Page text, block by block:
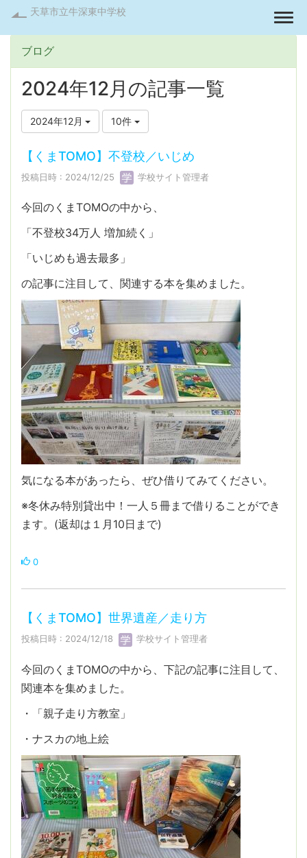
天草市立牛深東中学校
ブログ
2024年12月の記事一覧
2024年12月 10件
【くまTOMO】不登校／いじめ
投稿日時 : 2024/12/25 学校サイト管理者
今回のくまTOMOの中から、
「不登校34万人 増加続く」
「いじめも過去最多」
の記事に注目して、関連する本を集めました。
気になる本があったら、ぜひ借りてみてください。
※冬休み特別貸出中！一人５冊まで借りることができ
ます。(返却は１月10日まで)
0
【くまTOMO】世界遺産／走り方
投稿日時 : 2024/12/18 学校サイト管理者
今回のくまTOMOの中から、下記の記事に注目して、
関連本を集めました。
・「親子走り方教室」
・ナスカの地上絵